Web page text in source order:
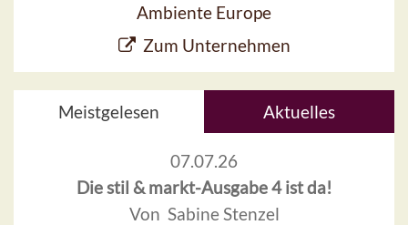
Ambiente Europe
Zum Unternehmen
Meistgelesen Aktuelles
07.07.26
Die stil & markt-Ausgabe 4 ist da!
Von Sabine Stenzel